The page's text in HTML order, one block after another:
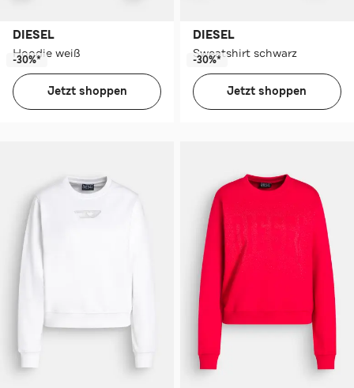
DIESEL
Hoodie weiß
-30%*
Jetzt shoppen
DIESEL
Sweatshirt schwarz
-30%*
Jetzt shoppen